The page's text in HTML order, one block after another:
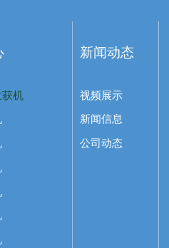
获机
新闻动态
视频展示
新闻信息
公司动态